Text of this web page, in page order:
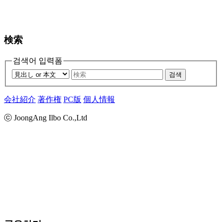
検索
검색어 입력폼
검색
会社紹介 著作権 PC版 個人情報
ⓒ JoongAng Ilbo Co.,Ltd